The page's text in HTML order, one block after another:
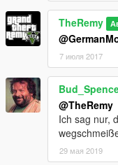
TheRemy
7 июля 2017
@TheRemy
Ich sag nur,
29 мая 2019